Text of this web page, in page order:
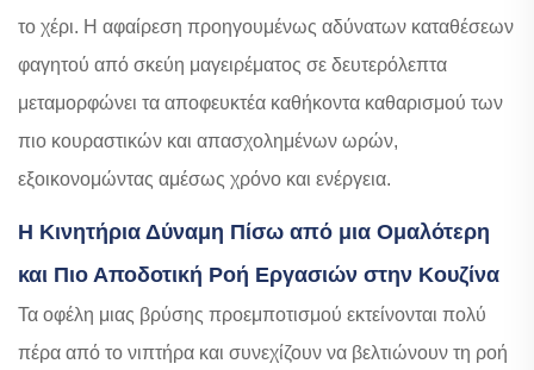
το χέρι. Η αφαίρεση προηγουμένως αδύνατων καταθέσεων
φαγητού από σκεύη μαγειρέματος σε δευτερόλεπτα
μεταμορφώνει τα αποφευκτέα καθήκοντα καθαρισμού των
πιο κουραστικών και απασχολημένων ωρών,
εξοικονομώντας αμέσως χρόνο και ενέργεια.
Η Κινητήρια Δύναμη Πίσω από μια Ομαλότερη
και Πιο Αποδοτική Ροή Εργασιών στην Κουζίνα
Τα οφέλη μιας βρύσης προεμποτισμού εκτείνονται πολύ
πέρα από το νιπτήρα και συνεχίζουν να βελτιώνουν τη ροή